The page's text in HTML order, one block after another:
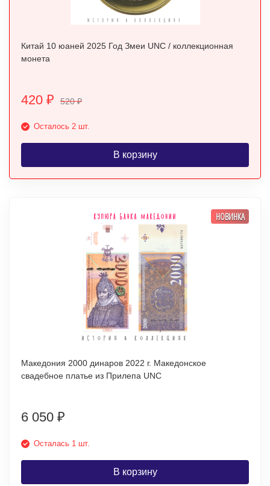
Китай 10 юаней 2025 Год Змеи UNC / коллекционная
монета
420 ₽ 520₽
Осталось 2 шт.
В корзину
НОВИНКА
Македония 2000 динаров 2022 г. Македонское
свадебное платье из Прилепа UNC
6 050 ₽
Осталась 1 шт.
В корзину